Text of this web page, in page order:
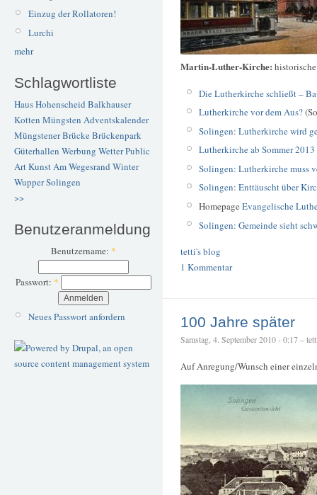
Einzug der Rollatoren!
Lurchi
mehr
Schlagwortliste
Haus Hohenscheid Balkhauser
Kotten Müngsten Adventskalender
Müngstener BrückeBrückenpark
Güterhallen Werbung WetterPublic
ArtKunstAm Wegesrand Winter
WupperSolingen
>>
Benutzeranmeldung
Benutzername: *
Passwort: *
Neues Passwort anfordern
Martin-Luther-Kirche:
Die Lutherkirche schließt –
Lutherkirche vor dem Aus?
Solingen: Lutherkirche wird
Lutherkirche ab Sommer
Solingen: Lutherkirche muss
Solingen: Enttäuscht über
Homepage Evangelische
Solingen: Gemeinde sieht
tetti's blog
1 Kommentar
100 Jahre später
Samstag, 4. September 2010 - 0:17 –
Auf Anregung/Wunsch einer